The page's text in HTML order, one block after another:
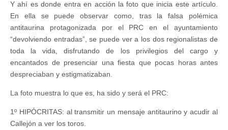
Y ahí es donde entra en acción la foto que inicia este artículo.
En ella se puede observar como, tras la falsa polémica
antitaurina protagonizada por el PRC en el ayuntamiento
“devolviendo entradas”, se puede ver a los dos regionalistas de
toda la vida, disfrutando de los privilegios del cargo y
encantados de presenciar una fiesta que pocas horas antes
despreciaban y estigmatizaban.
La foto muestra lo que es, ha sido y será el PRC:
1º HIPÓCRITAS: al transmitir un mensaje antitaurino y acudir al
Callejón a ver los toros.